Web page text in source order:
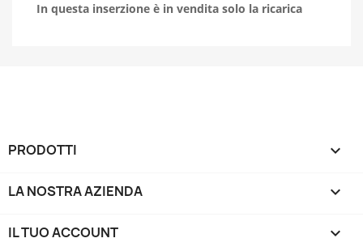
In questa inserzione è in vendita solo la ricarica
PRODOTTI 
LA NOSTRA AZIENDA 
IL TUO ACCOUNT 